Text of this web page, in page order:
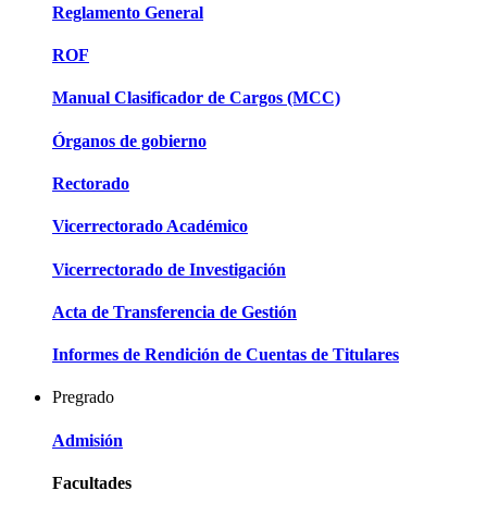
Reglamento General
ROF
Manual Clasificador de Cargos (MCC)
Órganos de gobierno
Rectorado
Vicerrectorado Académico
Vicerrectorado de Investigación
Acta de Transferencia de Gestión
Informes de Rendición de Cuentas de Titulares
Pregrado
Admisión
Facultades